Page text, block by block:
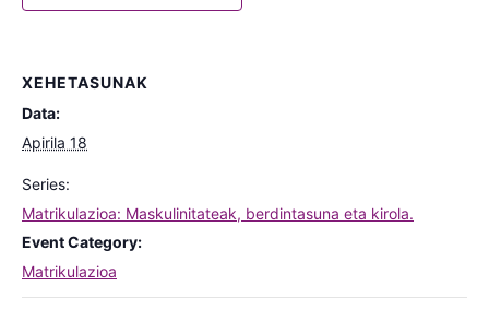
XEHETASUNAK
Data:
Apirila 18
Series:
Matrikulazioa: Maskulinitateak, berdintasuna eta kirola.
Event Category:
Matrikulazioa